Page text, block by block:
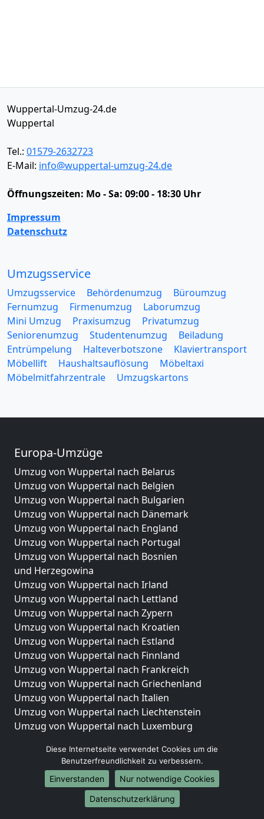
Wuppertal-Umzug-24.de
Wuppertal
Tel.: 01579-2632723
E-Mail: info@wuppertal-umzug-24.de
Öffnungszeiten: Mo - Sa: 09:00 - 18:30 Uhr
Impressum
Datenschutz
Umzugsservice
Umzugsservice Behördenumzug
Büroumzug
Fernumzug
Firmenumzug
Laborumzug
Mini Umzug
Praxisumzug
Privatumzug
Seniorenumzug
Studentenumzug
Beiladung
Entrümpelung
Halteverbotszone
Klaviertransport
Möbellift
Haushaltsauflösung
Möbeltaxi
Möbelmitfahrzentrale
Umzugskartons
Europa-Umzüge
Umzug von Wuppertal nach Belarus
Umzug von Wuppertal nach Belgien
Umzug von Wuppertal nach Bulgarien
Umzug von Wuppertal nach Dänemark
Umzug von Wuppertal nach England
Umzug von Wuppertal nach Portugal
Umzug von Wuppertal nach Bosnien
und Herzegowina
Umzug von Wuppertal nach Irland
Umzug von Wuppertal nach Lettland
Umzug von Wuppertal nach Zypern
Umzug von Wuppertal nach Kroatien
Umzug von Wuppertal nach Estland
Umzug von Wuppertal nach Finnland
Umzug von Wuppertal nach Frankreich
Umzug von Wuppertal nach Griechenland
Umzug von Wuppertal nach Italien
Umzug von Wuppertal nach Liechtenstein
Umzug von Wuppertal nach Luxemburg
Umzug von Wuppertal nach Norwegen
Umzüge-Deutschlandweit
Umzug von Wuppertal nach Berlin
Umzug von Wuppertal nach Hamburg
Diese Internetseite verwendet Cookies um die
Benutzerfreundlichkeit zu verbessern.
Einverstanden
Nur notwendige Cookies
Datenschutzerklärung